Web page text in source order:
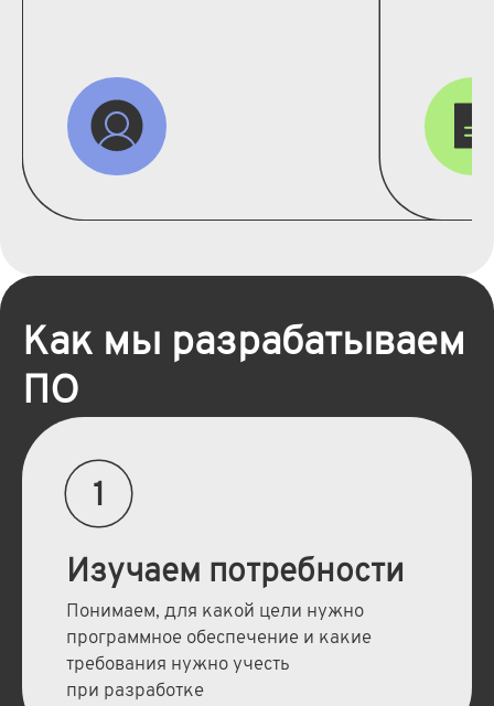
Как мы разрабатываем
ПО
1
Изучаем потребности
Понимаем, для какой цели нужно
программное обеспечение и какие
требования нужно учесть
при разработке